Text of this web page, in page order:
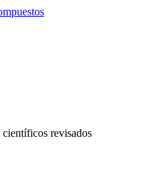
revisados